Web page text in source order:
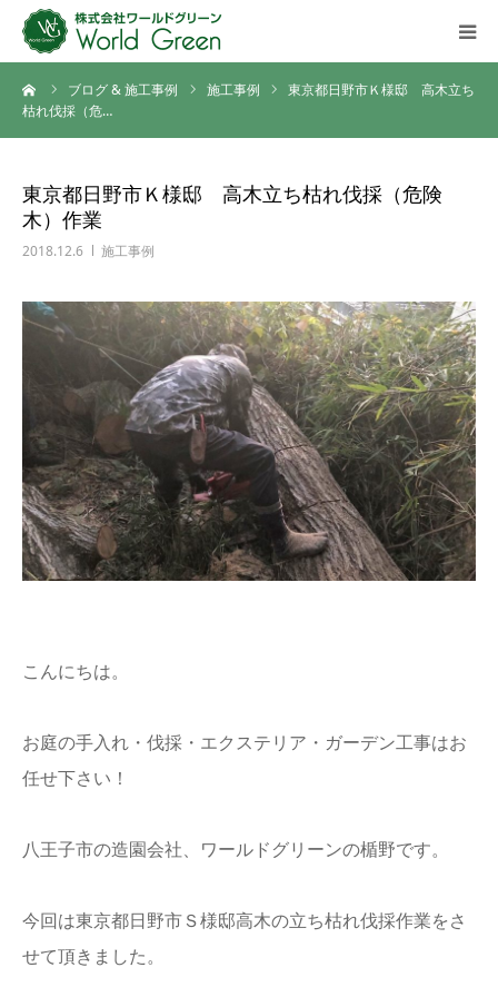
ブログ & 施工事例 施工事例
東京都日野市Ｋ様邸 高木立ち
枯れ伐採（危…
東京都日野市Ｋ様邸 高木立ち枯れ伐採（危険
木）作業
2018.12.6 施工事例
こんにちは。
お庭の手入れ・伐採・エクステリア・ガーデン工事はお
任せ下さい！
八王子市の造園会社、ワールドグリーンの楯野です。
今回は東京都日野市Ｓ様邸高木の立ち枯れ伐採作業をさ
せて頂きました。
HOME
会社概要
施工の流れ
ブログ
ご相談・お問い合わせ